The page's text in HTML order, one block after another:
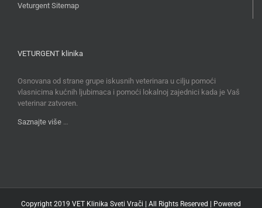
Veturgent Sitemap
VETURGENT klinika
Osnovana od strane grupe iskusnih veterinara u cilju pomoći
vlasnicima kućnih ljubimaca i pomoći lokalnoj zajednici kada je Vaš
veterinar zatvoren.
Saznajte više …
Copyright 2019 VET Klinika Sveti Vrači | All Rights Reserved | Powered